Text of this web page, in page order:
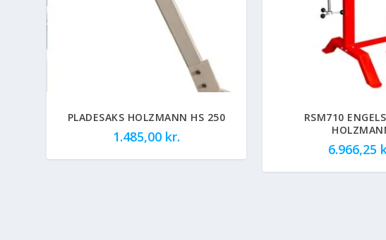
PLADESAKS HOLZMANN HS 250
1.485,00 kr.
RSM710
6.966,25